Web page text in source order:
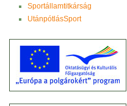
Sportállamtitkárság
UtánpótlásSport